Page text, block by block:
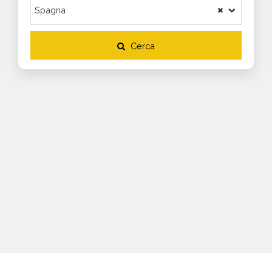
Cerca